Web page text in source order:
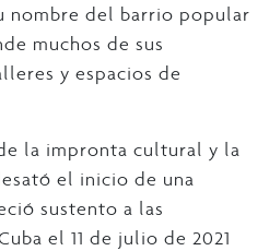
nombre del barrio popular
muchos de sus
y espacios de
la impronta cultural y la
el inicio de una
sustento a las
el 11 de julio de 2021